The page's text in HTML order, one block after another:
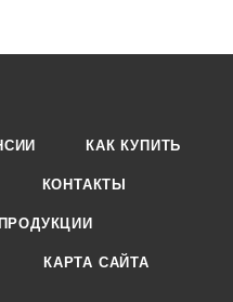
КАК КУПИТЬ
КОНТАКТЫ
КАРТА САЙТА